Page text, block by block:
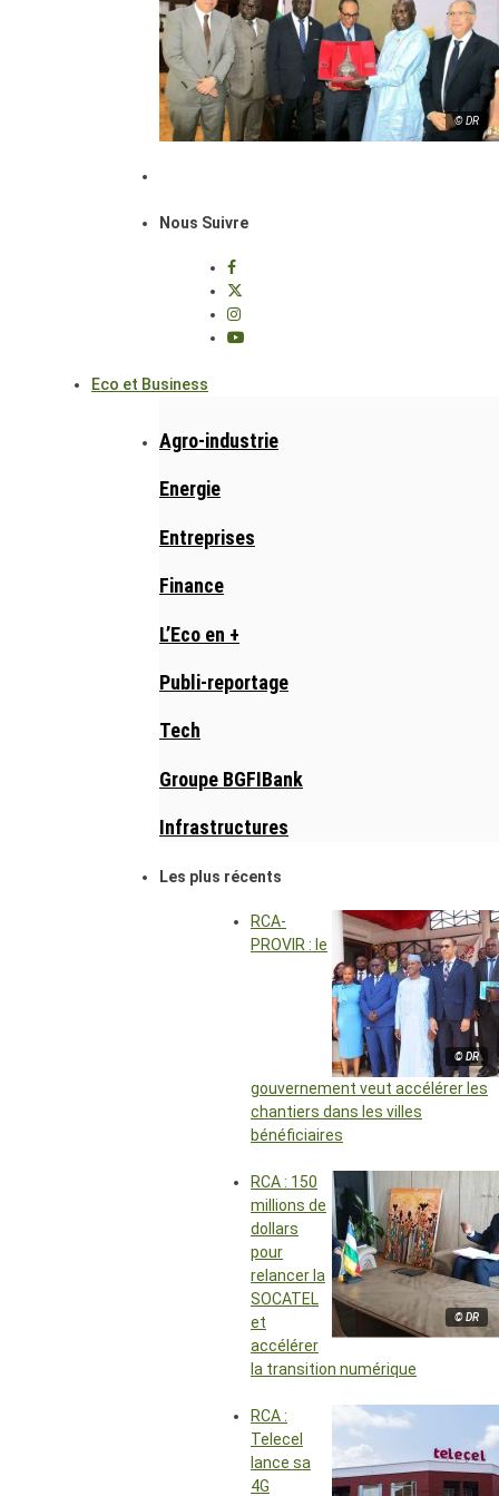
© DR
Nous Suivre
Eco et Business
Agro-industrie
Energie
Entreprises
Finance
L’Eco en +
Publi-reportage
Tech
Groupe BGFIBank
Infrastructures
Les plus récents
© DR
RCA-
PROVIR : le
gouvernement veut accélérer les
chantiers dans les villes
bénéficiaires
© DR
RCA : 150
millions de
dollars
pour
relancer la
SOCATEL
et
accélérer
la transition numérique
RCA :
Telecel
lance sa
4G